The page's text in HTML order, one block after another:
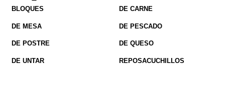
BLOQUES DE CARNE
DE MESA DE PESCADO
DE POSTRE DE QUESO
DE UNTAR REPOSACUCHILLOS